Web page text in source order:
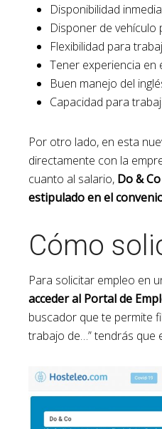
Disponibilidad
Disponer de vehículo
Flexibilidad para
Tener experiencia en
Buen manejo del
Capacidad para
Por otro lado, en esta
directamente con la
cuanto al salario, Do &
estipulado en el
Cómo
Para solicitar empleo en
acceder al Portal de
buscador que te permite
trabajo de…” tendrás que